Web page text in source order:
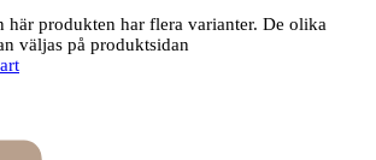
här produkten har flera varianter. De olika
väljas på produktsidan